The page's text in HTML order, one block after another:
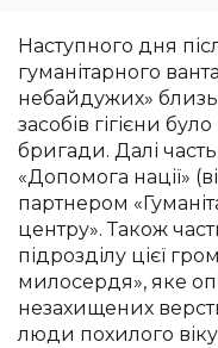
Наступного дня
гуманітарного
небайдужих»
засобів гігієни
бригади. Далі
«Допомога нації»
партнером
центру». Також
підрозділу цієї
милосердя», яке
незахищених
люди похилого